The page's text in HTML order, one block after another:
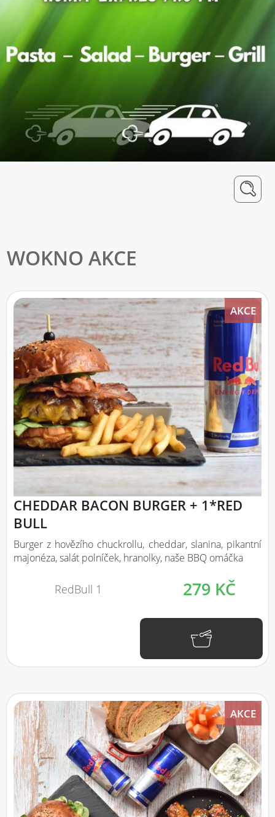
WOKNO AKCE
AKCE
CHEDDAR BACON BURGER + 1*RED
BULL
Burger z hovězího chuckrollu, cheddar, slanina, pikantní
majonéza, salát polníček, hranolky, naše BBQ omáčka
RedBull 1 279 KČ
AKCE